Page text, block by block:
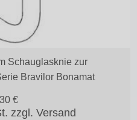
Schauglasknie zur
Bravilor Bonamat
zzgl. Versand
€